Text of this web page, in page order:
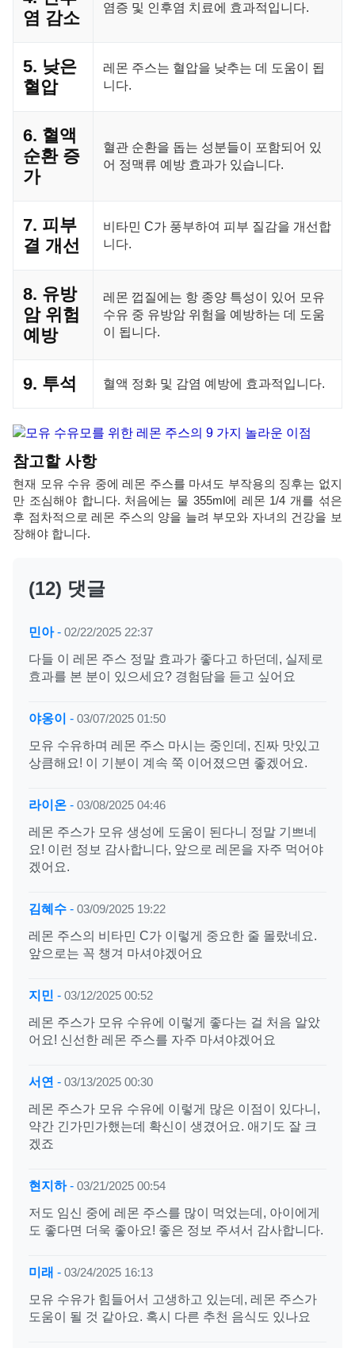
염 감소
염증 및 인후염 치료에 효과적입니다.
5. 낮은
혈압
레몬 주스는 혈압을 낮추는 데 도움이 됩
니다.
6. 혈액
순환 증
가
혈관 순환을 돕는 성분들이 포함되어 있
어 정맥류 예방 효과가 있습니다.
7. 피부
결 개선
비타민 C가 풍부하여 피부 질감을 개선합
니다.
8. 유방
암 위험
예방
레몬 껍질에는 항 종양 특성이 있어 모유
수유 중 유방암 위험을 예방하는 데 도움
이 됩니다.
9. 투석 혈액 정화 및 감염 예방에 효과적입니다.
참고할 사항
현재 모유 수유 중에 레몬 주스를 마셔도 부작용의 징후는 없지
만 조심해야 합니다. 처음에는 물 355ml에 레몬 1/4 개를 섞은
후 점차적으로 레몬 주스의 양을 늘려 부모와 자녀의 건강을 보
장해야 합니다.
(12) 댓글
민아- 02/22/2025 22:37
다들 이 레몬 주스 정말 효과가 좋다고 하던데, 실제로
효과를 본 분이 있으세요? 경험담을 듣고 싶어요
야옹이 - 03/07/2025 01:50
모유 수유하며 레몬 주스 마시는 중인데, 진짜 맛있고
상큼해요! 이 기분이 계속 쭉 이어졌으면 좋겠어요.
라이온 - 03/08/2025 04:46
레몬 주스가 모유 생성에 도움이 된다니 정말 기쁘네
요! 이런 정보 감사합니다, 앞으로 레몬을 자주 먹어야
겠어요.
김혜수 - 03/09/2025 19:22
레몬 주스의 비타민 C가 이렇게 중요한 줄 몰랐네요.
앞으로는 꼭 챙겨 마셔야겠어요
지민 - 03/12/2025 00:52
레몬 주스가 모유 수유에 이렇게 좋다는 걸 처음 알았
어요! 신선한 레몬 주스를 자주 마셔야겠어요
서연 - 03/13/2025 00:30
레몬 주스가 모유 수유에 이렇게 많은 이점이 있다니,
약간 긴가민가했는데 확신이 생겼어요. 애기도 잘 크
겠죠
현지하- 03/21/2025 00:54
저도 임신 중에 레몬 주스를 많이 먹었는데, 아이에게
도 좋다면 더욱 좋아요! 좋은 정보 주셔서 감사합니다.
미래 - 03/24/2025 16:13
모유 수유가 힘들어서 고생하고 있는데, 레몬 주스가
도움이 될 것 같아요. 혹시 다른 추천 음식도 있나요